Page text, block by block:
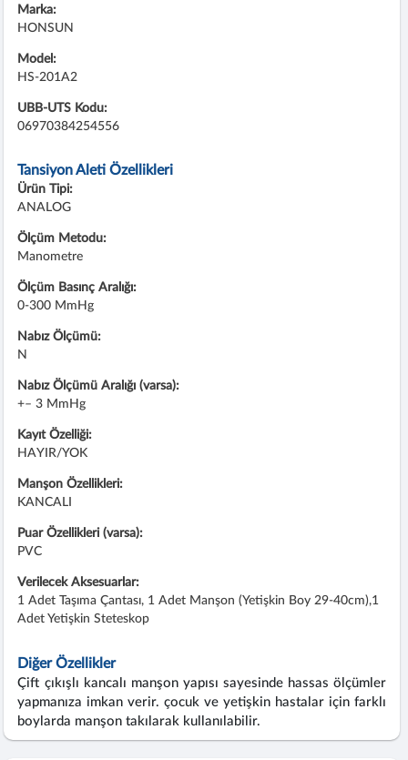
Marka:
HONSUN
Model:
HS-201A2
UBB-UTS Kodu:
06970384254556
Tansiyon Aleti Özellikleri
Ürün Tipi:
ANALOG
Ölçüm Metodu:
Manometre
Ölçüm Basınç Aralığı:
0-300 MmHg
Nabız Ölçümü:
N
Nabız Ölçümü Aralığı (varsa):
+– 3 MmHg
Kayıt Özelliği:
HAYIR/YOK
Manşon Özellikleri:
KANCALI
Puar Özellikleri (varsa):
PVC
Verilecek Aksesuarlar:
1 Adet Taşıma Çantası, 1 Adet Manşon (Yetişkin Boy 29-40cm),1
Adet Yetişkin Steteskop
Diğer Özellikler
Çift çıkışlı kancalı manşon yapısı sayesinde hassas ölçümler
yapmanıza imkan verir. çocuk ve yetişkin hastalar için farklı
boylarda manşon takılarak kullanılabilir.